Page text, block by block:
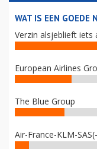
WAT IS EEN GOEDE
Verzin alsjeblieft iets
European Airlines
The Blue Group
Air-France-KLM-